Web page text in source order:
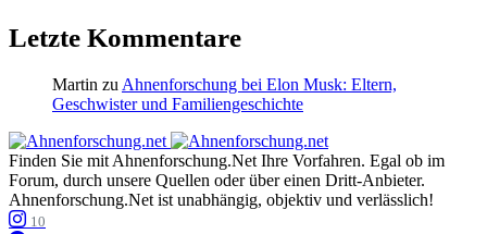
Letzte Kommentare
Martin zu Ahnenforschung bei Elon Musk: Eltern,
Geschwister und Familiengeschichte
Finden Sie mit Ahnenforschung.Net Ihre Vorfahren. Egal ob im
Forum, durch unsere Quellen oder über einen Dritt-Anbieter.
Ahnenforschung.Net ist unabhängig, objektiv und verlässlich!
10